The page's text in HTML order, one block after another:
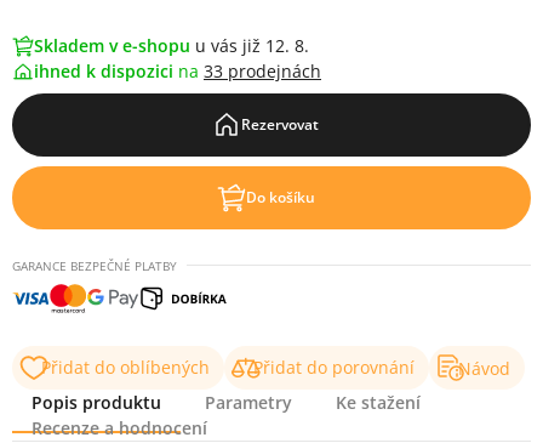
Skladem v e-shopu u vás již 12. 8.
ihned k dispozici na 33 prodejnách
Rezervovat
Do košíku
GARANCE BEZPEČNÉ PLATBY
Přidat do oblíbených Přidat do porovnání
Návod
Popis produktu
Parametry
Ke stažení
Recenze a hodnocení